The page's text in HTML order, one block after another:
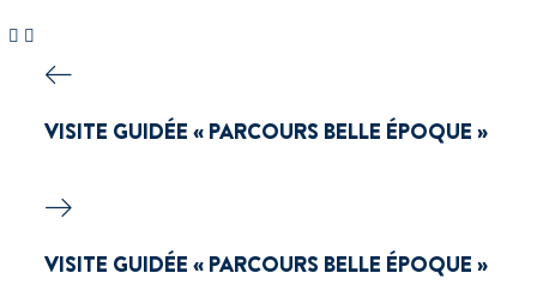
VISITE GUIDÉE « PARCOURS BELLE ÉPOQUE »
VISITE GUIDÉE « PARCOURS BELLE ÉPOQUE »